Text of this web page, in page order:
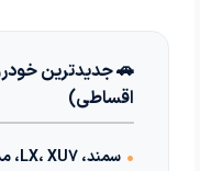
🚗 جدیدترین
اقساطی)
• سمند، LX، XU7، مدل 1394